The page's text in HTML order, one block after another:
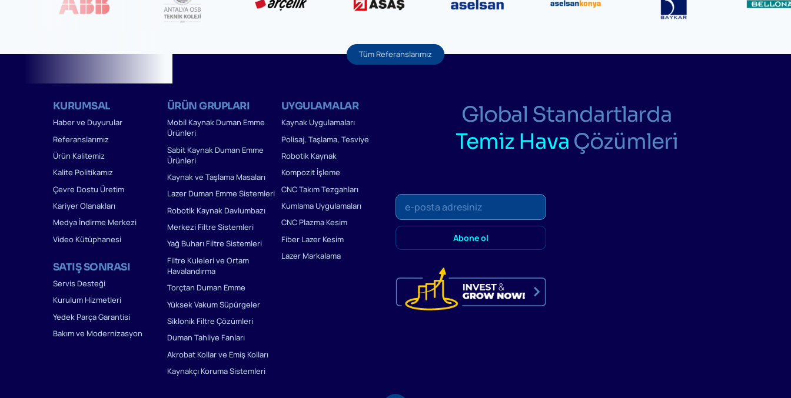
Tüm Referanslarımız
KURUMSAL
Haber ve Duyurular
Referanslarımız
Ürün Kalitemiz
Kalite Politikamız
Çevre Dostu Üretim
Kariyer Olanakları
Medya İndirme Merkezi
Video Kütüphanesi
SATIŞ SONRASI
Servis Desteği
Kurulum Hizmetleri
Yedek Parça Garantisi
Bakım ve Modernizasyon
ÜRÜN GRUPLARI
Mobil Kaynak Duman Emme
Ürünleri
Sabit Kaynak Duman Emme
Ürünleri
Kaynak ve Taşlama Masaları
Lazer Duman Emme Sistemleri
Robotik Kaynak Davlumbazı
Merkezi Filtre Sistemleri
Yağ Buharı Filtre Sistemleri
Filtre Kuleleri ve Ortam
Havalandırma
Torçtan Duman Emme
Yüksek Vakum Süpürgeler
Siklonik Filtre Çözümleri
Duman Tahliye Fanları
Akrobat Kollar ve Emiş Kolları
Kaynakçı Koruma Sistemleri
UYGULAMALAR
Kaynak Uygulamaları
Polisaj, Taşlama, Tesviye
Robotik Kaynak
Kompozit İşleme
CNC Takım Tezgahları
Kumlama Uygulamaları
CNC Plazma Kesim
Fiber Lazer Kesim
Lazer Markalama
Global Standartlarda
Temiz Hava Çözümleri